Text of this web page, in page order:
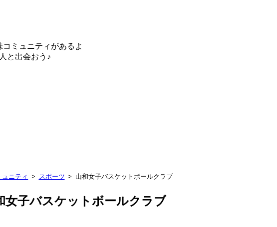
ミュニティがあるよ
と出会おう♪
ュニティ スポーツ 山和女子バスケットボールクラブ
女子バスケットボールクラブ